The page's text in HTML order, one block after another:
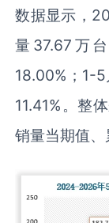
数据显示，
量37.67万
18.00%；1-
11.41%。整
销量当期值、